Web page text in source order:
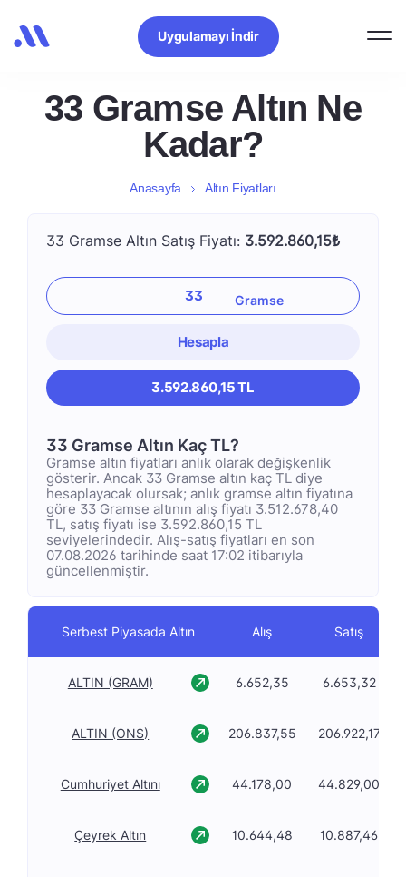
Uygulamayı İndir
33 Gramse Altın Ne
Kadar?
Anasayfa Altın Fiyatları
33 Gramse Altın Satış Fiyatı: 3.592.860,15₺
Hesapla
3.592.860,15 TL
33 Gramse Altın Kaç TL?
Gramse altın fiyatları anlık olarak değişkenlik
gösterir. Ancak 33 Gramse altın kaç TL diye
hesaplayacak olursak; anlık gramse altın fiyatına
göre 33 Gramse altının alış fiyatı 3.512.678,40
TL, satış fiyatı ise 3.592.860,15 TL
seviyelerindedir. Alış-satış fiyatları en son
07.08.2026 tarihinde saat 17:02 itibarıyla
güncellenmiştir.
Serbest Piyasada Altın Alış Satış
ALTIN (GRAM) 6.652,35 6.653,32
ALTIN (ONS) 206.837,55 206.922,17
Cumhuriyet Altını 44.178,00 44.829,00
Çeyrek Altın 10.644,48 10.887,46